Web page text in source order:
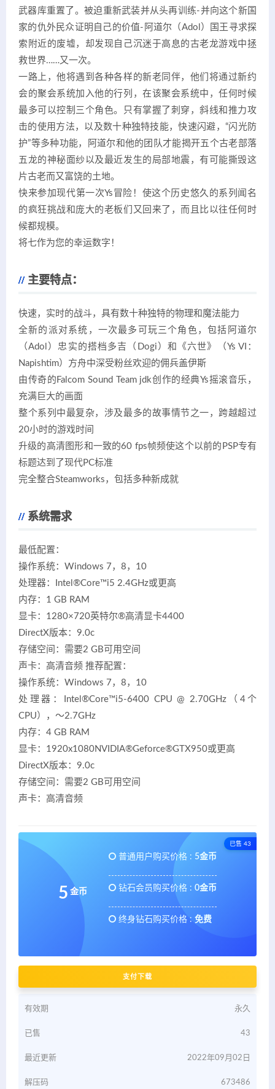
武器库重置了。被迫重新武装并从头再训练-并向这个新国
家的仇外民众证明自己的价值-阿道尔（Adol）国王寻求探
索附近的废墟，却发现自己沉迷于高息的古老龙游戏中拯
救世界……又一次。
一路上，他将遇到各种各样的新老同伴，他们将通过新约
会的聚会系统加入他的行列，在该聚会系统中，任何时候
最多可以控制三个角色。只有掌握了刺穿，斜线和推力攻
击的使用方法，以及数十种独特技能，快速闪避，“闪光防
护”等多种功能，阿道尔和他的团队才能揭开五个古老部落
五龙的神秘面纱以及最近发生的局部地震，有可能撕毁这
片古老而又富饶的土地。
快来参加现代第一次Ys冒险！使这个历史悠久的系列闻名
的疯狂挑战和庞大的老板们又回来了，而且比以往任何时
候都规模。
将七作为您的幸运数字！
主要特点：
快速，实时的战斗，具有数十种独特的物理和魔法能力
全新的派对系统，一次最多可玩三个角色，包括阿道尔
（Adol）忠实的搭档多吉（Dogi）和《六世》（Ys VI：
Napishtim）方舟中深受粉丝欢迎的佣兵盖伊斯
由传奇的Falcom Sound Team jdk创作的经典Ys摇滚音乐，
充满巨大的画面
整个系列中最复杂，涉及最多的故事情节之一，跨越超过
20小时的游戏时间
升级的高清图形和一致的60 fps帧频使这个以前的PSP专有
标题达到了现代PC标准
完全整合Steamworks，包括多种新成就
系统需求
最低配置：
操作系统：Windows 7，8，10
处理器：Intel®Core™i5 2.4GHz或更高
内存：1 GB RAM
显卡：1280×720英特尔®高清显卡4400
DirectX版本：9.0c
存储空间：需要2 GB可用空间
声卡：高清音频 推荐配置：
操作系统：Windows 7，8，10
处理器：Intel®Core™i5-6400 CPU @ 2.70GHz（4个
CPU），〜2.7GHz
内存：4 GB RAM
显卡：1920x1080NVIDIA®Geforce®GTX950或更高
DirectX版本：9.0c
存储空间：需要2 GB可用空间
声卡：高清音频
已售 43
5 金币
普通用户购买价格 : 5金币
钻石会员购买价格 : 0金币
终身钻石购买价格 : 免费
支付下载
有效期 永久
已售 43
最近更新 2022年09月02日
解压码 673486